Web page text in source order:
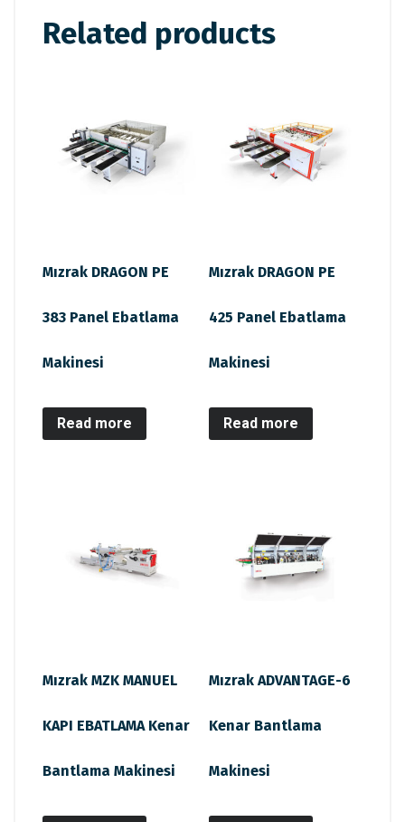
Related products
Mızrak DRAGON PE
383 Panel Ebatlama
Makinesi
Read more
Mızrak DRAGON PE
425 Panel Ebatlama
Makinesi
Read more
Mızrak MZK MANUEL
KAPI EBATLAMA Kenar
Bantlama Makinesi
Mızrak ADVANTAGE-6
Kenar Bantlama
Makinesi